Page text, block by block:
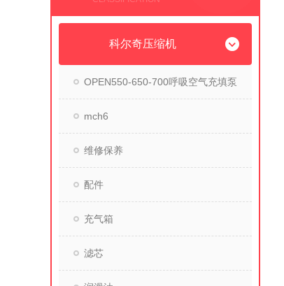
科尔奇压缩机
OPEN550-650-700呼吸空气充填泵
mch6
维修保养
配件
充气箱
滤芯